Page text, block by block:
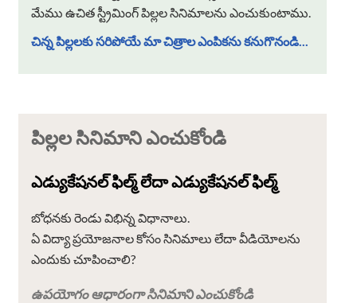
మేము ఉచిత స్ట్రీమింగ్ పిల్లల సినిమాలను ఎంచుకుంటాము.
చిన్న పిల్లలకు సరిపోయే మా చిత్రాల ఎంపికను కనుగొనండి...
పిల్లల సినిమాని ఎంచుకోండి
ఎడ్యుకేషనల్ ఫిల్మ్ లేదా ఎడ్యుకేషనల్ ఫిల్మ్
బోధనకు రెండు విభిన్న విధానాలు.
ఏ విద్యా ప్రయోజనాల కోసం సినిమాలు లేదా వీడియోలను
ఎందుకు చూపించాలి?
ఉపయోగం ఆధారంగా సినిమాని ఎంచుకోండి